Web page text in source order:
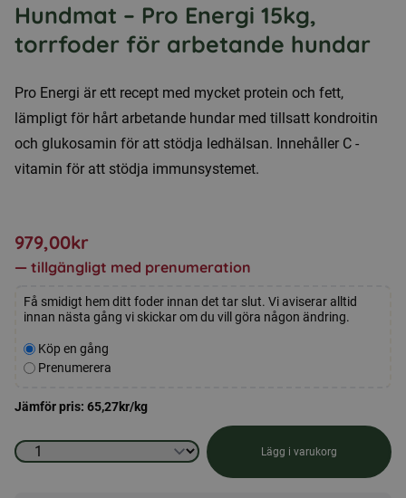
Hundmat – Pro Energi 15kg,
torrfoder för arbetande hundar
Pro Energi är ett recept med mycket protein och fett,
lämpligt för hårt arbetande hundar med tillsatt kondroitin
och glukosamin för att stödja ledhälsan. Innehåller C -
vitamin för att stödja immunsystemet.
979,00kr
— tillgängligt med prenumeration
Få smidigt hem ditt foder innan det tar slut. Vi aviserar alltid
innan nästa gång vi skickar om du vill göra någon ändring.
Välj
typ
av
Köp en gång
Prenumerera
Jämför pris: 65,27kr/kg
Hundmat
Lägg i varukorg